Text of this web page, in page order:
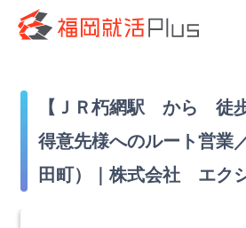
【ＪＲ朽網駅 から 徒
得意先様へのルート営業
田町）｜株式会社 エク